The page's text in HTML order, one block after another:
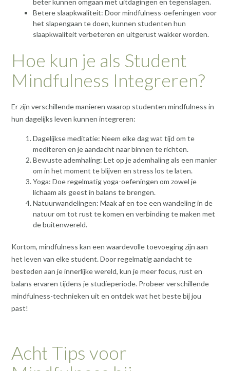
beter kunnen omgaan met uitdagingen en tegenslagen.
Betere slaapkwaliteit: Door mindfulness-oefeningen voor
het slapengaan te doen, kunnen studenten hun
slaapkwaliteit verbeteren en uitgerust wakker worden.
Hoe kun je als Student
Mindfulness Integreren?
Er zijn verschillende manieren waarop studenten mindfulness in
hun dagelijks leven kunnen integreren:
Dagelijkse meditatie: Neem elke dag wat tijd om te
mediteren en je aandacht naar binnen te richten.
Bewuste ademhaling: Let op je ademhaling als een manier
om in het moment te blijven en stress los te laten.
Yoga: Doe regelmatig yoga-oefeningen om zowel je
lichaam als geest in balans te brengen.
Natuurwandelingen: Maak af en toe een wandeling in de
natuur om tot rust te komen en verbinding te maken met
de buitenwereld.
Kortom, mindfulness kan een waardevolle toevoeging zijn aan
het leven van elke student. Door regelmatig aandacht te
besteden aan je innerlijke wereld, kun je meer focus, rust en
balans ervaren tijdens je studieperiode. Probeer verschillende
mindfulness-technieken uit en ontdek wat het beste bij jou
past!
Acht Tips voor